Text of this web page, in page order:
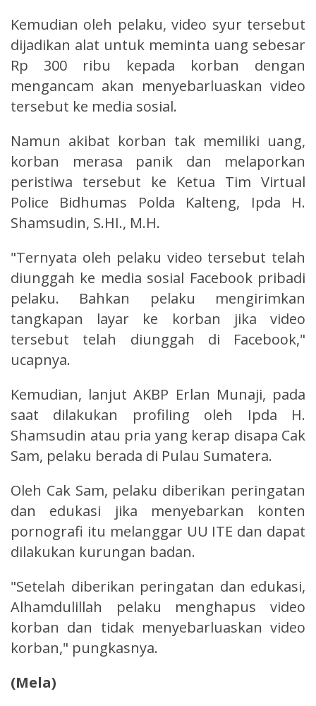
Kemudian oleh pelaku, video syur tersebut
dijadikan alat untuk meminta uang sebesar
Rp 300 ribu kepada korban dengan
mengancam akan menyebarluaskan video
tersebut ke media sosial.
Namun akibat korban tak memiliki uang,
korban merasa panik dan melaporkan
peristiwa tersebut ke Ketua Tim Virtual
Police Bidhumas Polda Kalteng, Ipda H.
Shamsudin, S.HI., M.H.
"Ternyata oleh pelaku video tersebut telah
diunggah ke media sosial Facebook pribadi
pelaku. Bahkan pelaku mengirimkan
tangkapan layar ke korban jika video
tersebut telah diunggah di Facebook,"
ucapnya.
Kemudian, lanjut AKBP Erlan Munaji, pada
saat dilakukan profiling oleh Ipda H.
Shamsudin atau pria yang kerap disapa Cak
Sam, pelaku berada di Pulau Sumatera.
Oleh Cak Sam, pelaku diberikan peringatan
dan edukasi jika menyebarkan konten
pornografi itu melanggar UU ITE dan dapat
dilakukan kurungan badan.
"Setelah diberikan peringatan dan edukasi,
Alhamdulillah pelaku menghapus video
korban dan tidak menyebarluaskan video
korban," pungkasnya.
(Mela)